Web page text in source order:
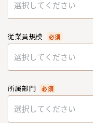
選択してください
従業員規模 必須
選択してください
所属部門 必須
選択してください